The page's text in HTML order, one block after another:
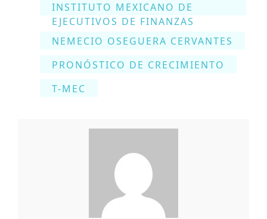
INSTITUTO MEXICANO DE
EJECUTIVOS DE FINANZAS
NEMECIO OSEGUERA CERVANTES
PRONÓSTICO DE CRECIMIENTO
T-MEC